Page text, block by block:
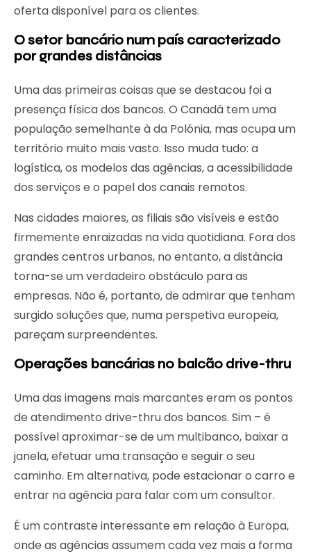
oferta disponível para os clientes.
O setor bancário num país caracterizado
por grandes distâncias
Uma das primeiras coisas que se destacou foi a
presença física dos bancos. O Canadá tem uma
população semelhante à da Polónia, mas ocupa um
território muito mais vasto. Isso muda tudo: a
logística, os modelos das agências, a acessibilidade
dos serviços e o papel dos canais remotos.
Nas cidades maiores, as filiais são visíveis e estão
firmemente enraizadas na vida quotidiana. Fora dos
grandes centros urbanos, no entanto, a distância
torna-se um verdadeiro obstáculo para as
empresas. Não é, portanto, de admirar que tenham
surgido soluções que, numa perspetiva europeia,
pareçam surpreendentes.
Operações bancárias no balcão drive-thru
Uma das imagens mais marcantes eram os pontos
de atendimento drive-thru dos bancos. Sim – é
possível aproximar-se de um multibanco, baixar a
janela, efetuar uma transação e seguir o seu
caminho. Em alternativa, pode estacionar o carro e
entrar na agência para falar com um consultor.
É um contraste interessante em relação à Europa,
onde as agências assumem cada vez mais a forma